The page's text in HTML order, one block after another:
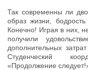
Так современны ли
образ жизни,
Конечно! Играя в них,
получили
дополнительных
Студенческий
«Продолжение